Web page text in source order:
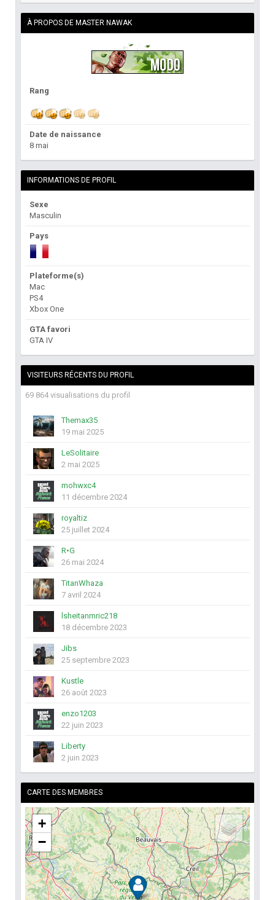
À PROPOS DE MASTER NAWAK
Rang
Date de naissance
8 mai
INFORMATIONS DE PROFIL
Sexe
Masculin
Pays
Plateforme(s)
Mac
PS4
Xbox One
GTA favori
GTA IV
VISITEURS RÉCENTS DU PROFIL
69 864 visualisations du profil
Themax35
19 mai 2025
LeSolitaire
2 mai 2025
mohwxc4
11 décembre 2024
royaltiz
25 juillet 2024
R•G
26 mai 2024
TitanWhaza
7 avril 2024
lsheitanmric218
18 décembre 2023
Jibs
25 septembre 2023
Kustle
26 août 2023
enzo1203
22 juin 2023
Liberty
2 juin 2023
CARTE DES MEMBRES